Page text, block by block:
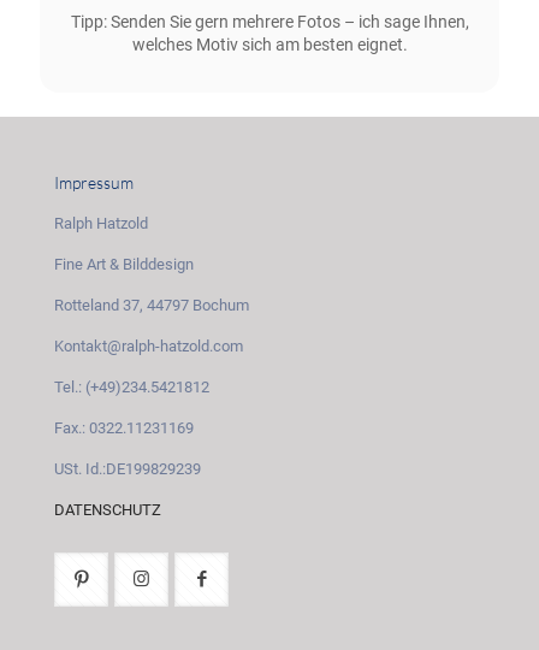
Tipp: Senden Sie gern mehrere Fotos – ich sage Ihnen,
welches Motiv sich am besten eignet.
Impressum
Ralph Hatzold
Fine Art & Bilddesign
Rotteland 37, 44797 Bochum
Kontakt@ralph-hatzold.com
Tel.: (+49)234.5421812
Fax.: 0322.11231169
USt. Id.:DE199829239
DATENSCHUTZ